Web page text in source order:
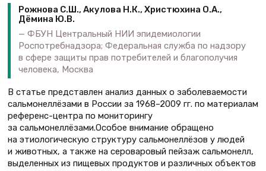
Рожнова С.Ш., Акулова Н.К., Христюхина О.А.,
Дёмина Ю.В.
ФБУН Центральный НИИ эпидемиологии
Роспотребнадзора; Федеральная служба по надзору
в сфере защиты прав потребителей и благополучия
человека, Москва
В статье представлен анализ данных о заболеваемости
сальмонеллёзами в России за 1968–2009 гг. по материалам
референс-центра по мониторингу
за сальмонеллёзами.Особое внимание обращено
на этиологическую структуру сальмонеллёзов у людей
и животных, а также на сероваровый пейзаж сальмонелл,
выделенных из пищевых продуктов и различных объектов